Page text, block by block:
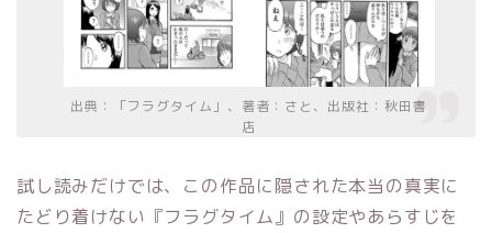
出典：「フラグタイム」、著者：さと、出版社：秋田書
店
試し読みだけでは、この作品に隠された本当の真実に
たどり着けない『フラグタイム』の設定やあらすじを